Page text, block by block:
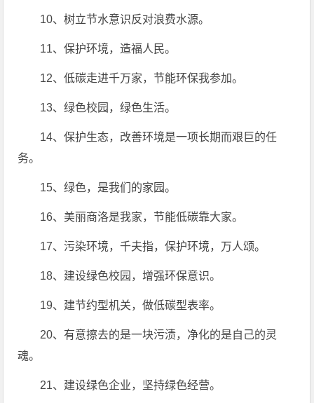
10、树立节水意识反对浪费水源。
11、保护环境，造福人民。
12、低碳走进千万家，节能环保我参加。
13、绿色校园，绿色生活。
14、保护生态，改善环境是一项长期而艰巨的任
务。
15、绿色，是我们的家园。
16、美丽商洛是我家，节能低碳靠大家。
17、污染环境，千夫指，保护环境，万人颂。
18、建设绿色校园，增强环保意识。
19、建节约型机关，做低碳型表率。
20、有意擦去的是一块污渍，净化的是自己的灵
魂。
21、建设绿色企业，坚持绿色经营。